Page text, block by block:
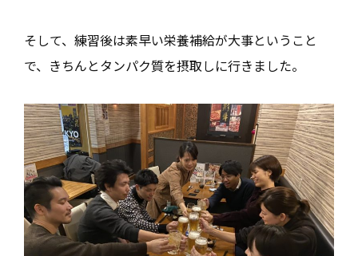
そして、練習後は素早い栄養補給が大事ということ
で、きちんとタンパク質を摂取しに行きました。